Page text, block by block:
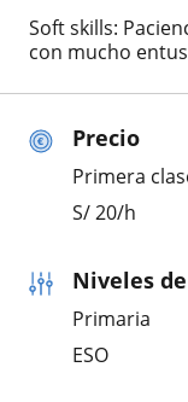
Precio
Primera
S/20/h
Niveles
Primaria
ESO
Soft skills:
con mucho